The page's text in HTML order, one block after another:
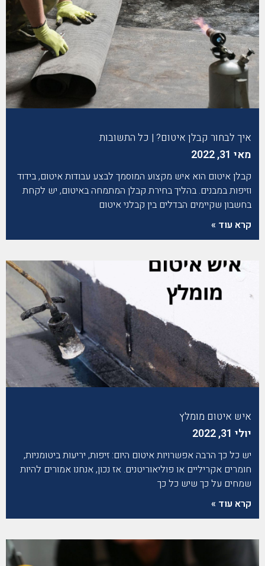
איך לבחור קבלן איטום? | כל התשובות
מאי 31, 2022
קבלן איטום הוא איש מקצוע המוסמך לבצע עבודות איטום, בידוד
וזיפות במבנים. בהליך בחירת קבלן המתמחה באיטום, יש לקחת
בחשבון שקיימים הבדלים בין קבלני איטום
קרא עוד »
איש איטום מומלץ
יולי 31, 2022
יש כל כך הרבה אפשרויות איטום היום: זיפות, יריעות ביטומניות,
חומרים אקריליים או פוליאוריטנים. אז נכון, אנחנו אמורים להיות
שמחים על כך שיש כל כך
קרא עוד »